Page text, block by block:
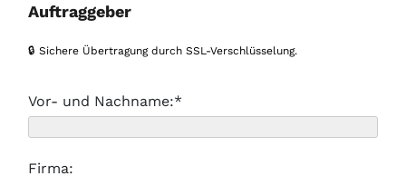
Auftraggeber
🔒 Sichere Übertragung durch SSL-Verschlüsselung.
Vor- und Nachname:*
Firma: